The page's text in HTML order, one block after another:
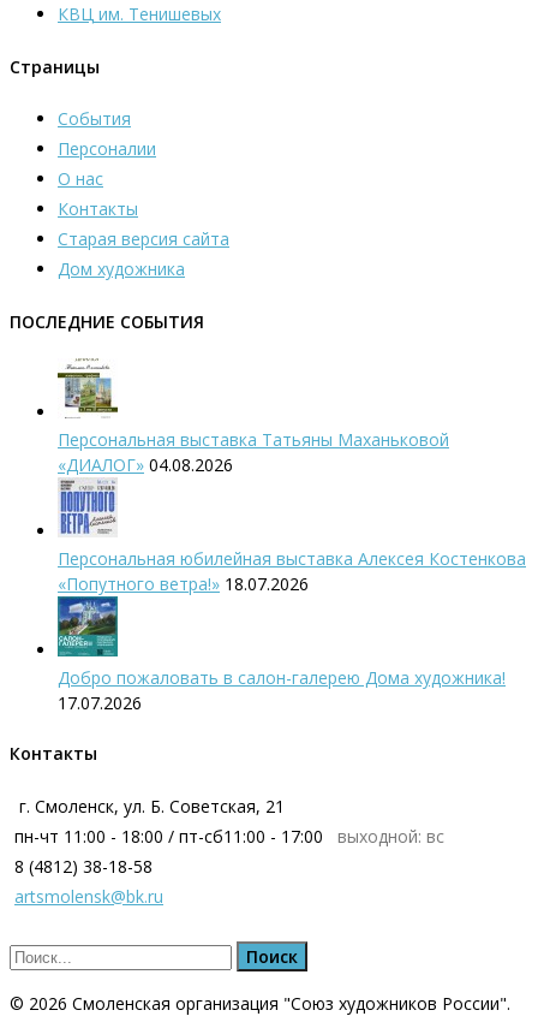
КВЦ им. Тенишевых
Страницы
События
Персоналии
О нас
Контакты
Старая версия сайта
Дом художника
ПОСЛЕДНИЕ СОБЫТИЯ
Персональная выставка Татьяны Маханьковой
«ДИАЛОГ» 04.08.2026
Персональная юбилейная выставка Алексея Костенкова
«Попутного ветра!» 18.07.2026
Добро пожаловать в салон-галерею Дома художника!
17.07.2026
Контакты
г. Смоленск, ул. Б. Советская, 21
пн-чт 11:00 - 18:00 / пт-сб11:00 - 17:00
выходной: вс
8 (4812) 38-18-58
artsmolensk@bk.ru
© 2026 Смоленская организация "Cоюз художников России".